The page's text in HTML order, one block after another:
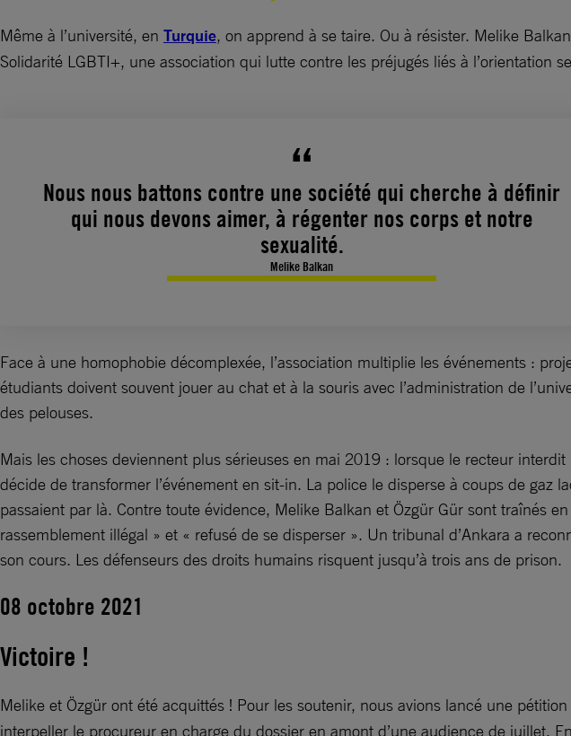
Même à l’université, en Turquie, on apprend à se taire. Ou à résister. Melike
Solidarité LGBTI+, une association qui lutte contre les préjugés liés à l’orientation
Nous nous battons contre une société qui cherche à définir
qui nous devons aimer, à régenter nos corps et notre
sexualité.
Melike Balkan
Face à une homophobie décomplexée, l’association multiplie les événements :
étudiants doivent souvent jouer au chat et à la souris avec l’administration de
des pelouses.
Mais les choses deviennent plus sérieuses en mai 2019 : lorsque le recteur
décide de transformer l’événement en sit-in. La police le disperse à coups de
passaient par là. Contre toute évidence, Melike Balkan et Özgür Gür sont traînés
rassemblement illégal » et « refusé de se disperser ». Un tribunal d’Ankara a
son cours. Les défenseurs des droits humains risquent jusqu’à trois ans de prison.
08 octobre 2021
Victoire !
Melike et Özgür ont été acquittés ! Pour les soutenir, nous avions lancé une
interpeller le procureur en charge du dossier en amont d’une audience de juillet.